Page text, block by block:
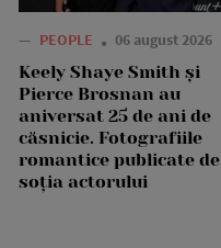
— PEOPLE 06 august 2026
Keely Shaye Smith și
Pierce Brosnan au
aniversat 25 de ani de
căsnicie. Fotografiile
romantice publicate de
soția actorului